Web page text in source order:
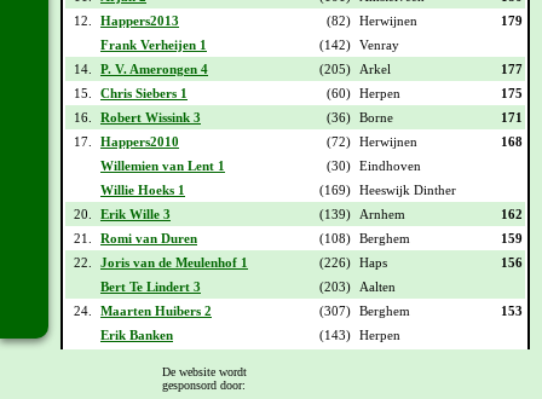
12.
Happers2013 (82) Herwijnen
179
Frank Verheijen 1
(142) Venray
14.
P. V. Amerongen 4 (205) Arkel
177
15.
Chris Siebers 1 (60) Herpen
175
16.
Robert Wissink 3 (36) Borne
171
17.
Happers2010 (72) Herwijnen
168
Willemien van Lent 1
(30) Eindhoven
Willie Hoeks 1
(169) Heeswijk Dinther
20.
Erik Wille 3 (139) Arnhem
162
21.
Romi van Duren (108) Berghem
159
22.
Joris van de Meulenhof 1 (226) Haps
156
Bert Te Lindert 3
(203)
Aalten
24.
Maarten Huibers 2 (307) Berghem
153
Erik Banken
(143) Herpen
-2 -3-4 -5-
De website wordt
gesponsord door: